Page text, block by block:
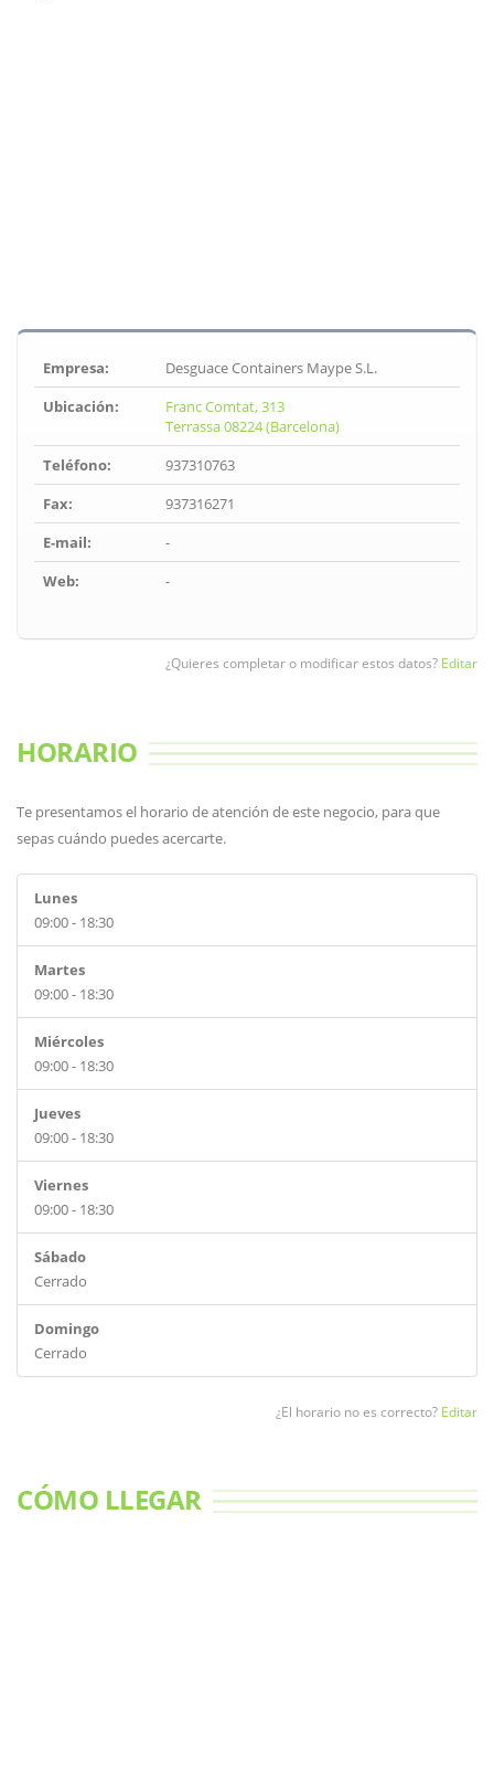
Empresa:
Desguace Containers Maype S.L.
Ubicación:
Franc Comtat, 313
Terrassa 08224 (Barcelona)
Teléfono:
937310763
Fax:
937316271
E-mail:
-
Web:
-
¿Quieres completar o modificar estos datos? Editar
HORARIO
Te presentamos el horario de atención de este negocio, para que
sepas cuándo puedes acercarte.
Lunes
09:00 - 18:30
Martes
09:00 - 18:30
Miércoles
09:00 - 18:30
Jueves
09:00 - 18:30
Viernes
09:00 - 18:30
Sábado
Cerrado
Domingo
Cerrado
¿El horario no es correcto? Editar
CÓMO LLEGAR